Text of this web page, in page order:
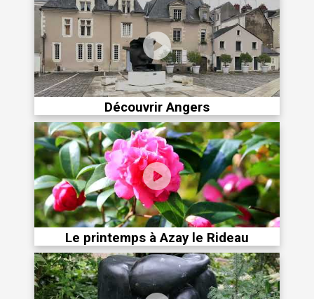
Découvrir Angers
Le printemps à Azay le Rideau